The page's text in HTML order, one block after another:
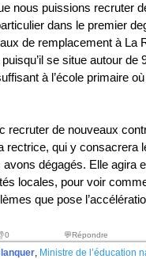
nous puissions recruter
dans le premier
de remplacement à La
se situe autour de
à l’école primaire où
recruter de nouveaux
rectrice, qui y consacrera
dégagés. Elle agira
locales, pour voir
que pose
0 💬Répondre
, Ministre de l’éducation